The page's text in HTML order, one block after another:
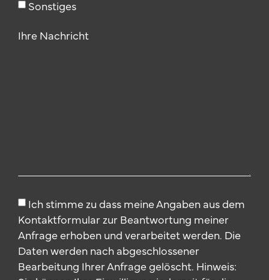
Sonstiges
Ihre Nachricht
Ich stimme zu dass meine Angaben aus dem
Kontaktformular zur Beantwortung meiner
Anfrage erhoben und verarbeitet werden. Die
Daten werden nach abgeschlossener
Bearbeitung Ihrer Anfrage gelöscht. Hinweis: